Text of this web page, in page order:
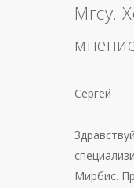
Мгсу.
Сергей
Мирбис.